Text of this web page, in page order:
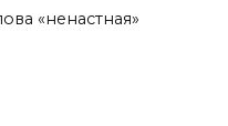
«ненастная»